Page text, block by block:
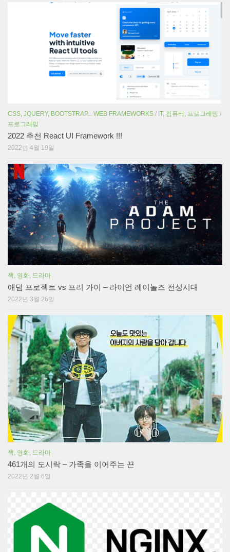
CSS, JQUERY, BOOTSTRAP... WEB FRAMEWORKS / IT, 컴퓨터, 프로그래밍 /
프로그래밍
2022 추천 React UI Framework !!!
2022년 4월 19일
책, 영화, 드라마
애덤 프로젝트 vs 프리 가이 – 라이언 레이놀즈 전성시대
2022년 3월 26일
책, 영화, 드라마
461개의 도시락 – 가족을 이어주는 끈
2022년 2월 6일